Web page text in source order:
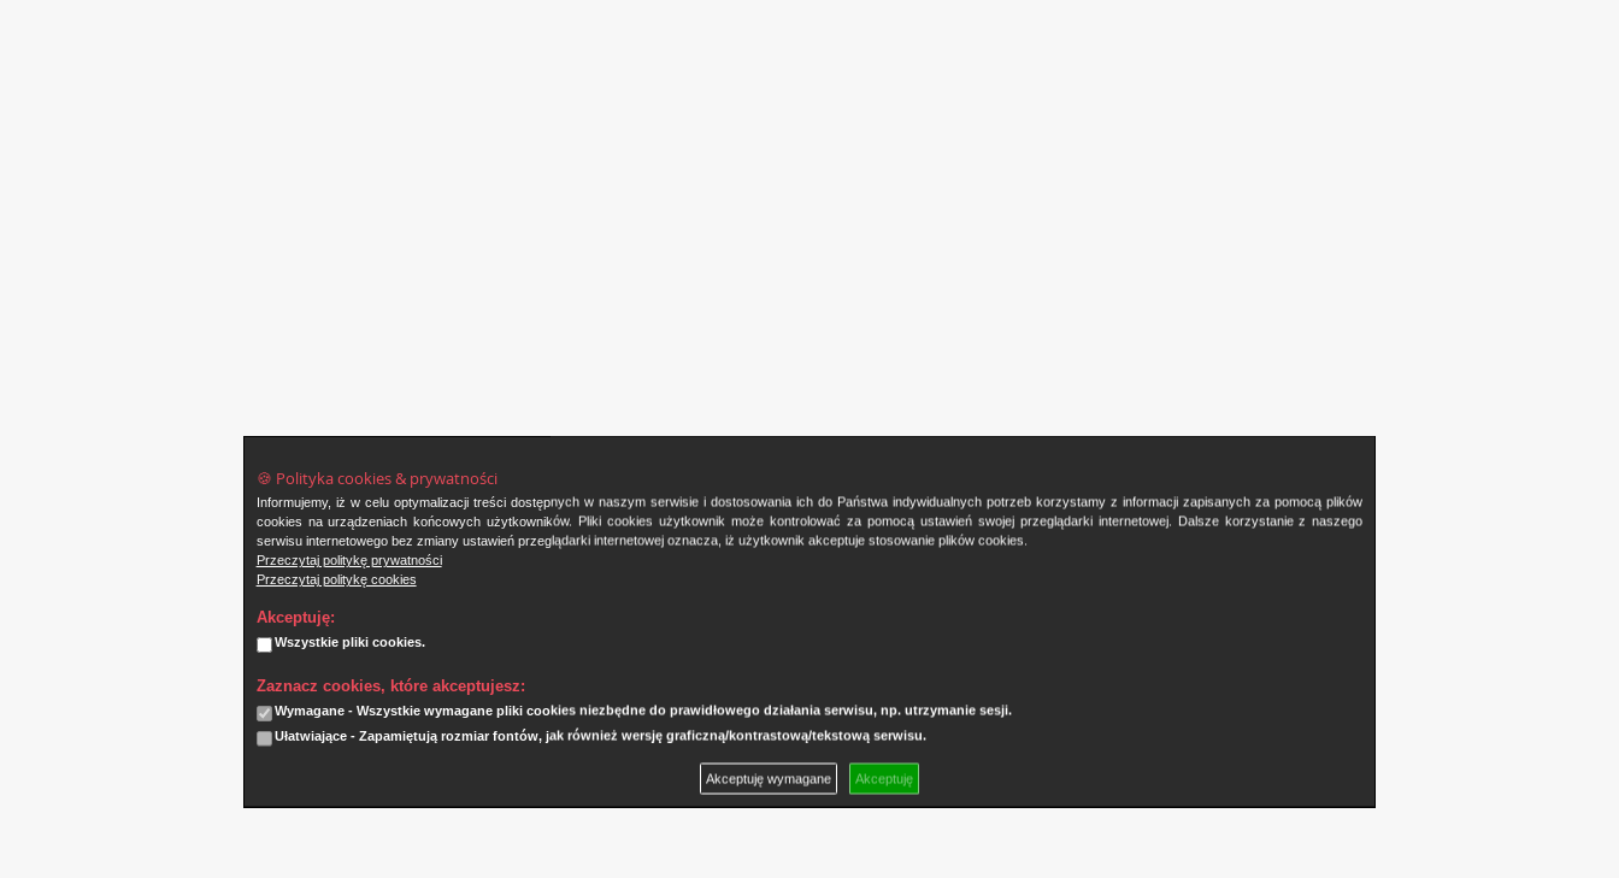
🍪 Polityka cookies & prywatności
Informujemy, iż w celu optymalizacji treści dostępnych w naszym serwisie i dostosowania ich do Państwa indywidualnych potrzeb korzystamy z informacji zapisanych za pomocą plików
cookies na urządzeniach końcowych użytkowników. Pliki cookies użytkownik może kontrolować za pomocą ustawień swojej przeglądarki internetowej. Dalsze korzystanie z naszego
serwisu internetowego bez zmiany ustawień przeglądarki internetowej oznacza, iż użytkownik akceptuje stosowanie plików cookies.
Przeczytaj politykę prywatności
Przeczytaj politykę cookies
Akceptuję:
Wszystkie pliki cookies.
Zaznacz cookies, które akceptujesz:
Wymagane - Wszystkie wymagane pliki cookies niezbędne do prawidłowego działania serwisu, np. utrzymanie sesji.
Ułatwiające - Zapamiętują rozmiar fontów, jak również wersję graficzną/kontrastową/tekstową serwisu.
Akceptuję wymagane Akceptuję